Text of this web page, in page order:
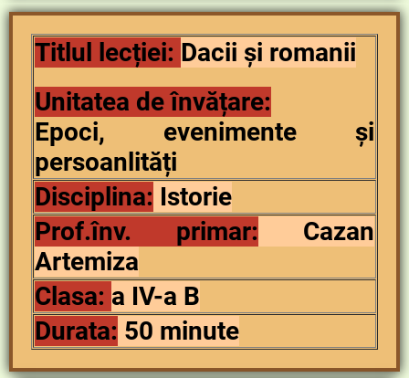
Titlul lecției: Dacii și romanii
Unitatea de învățare:
Epoci, evenimente și
persoanlități
Disciplina: Istorie
Prof.înv. primar: Cazan
Artemiza
Clasa: a IV-a B
Durata: 50 minute